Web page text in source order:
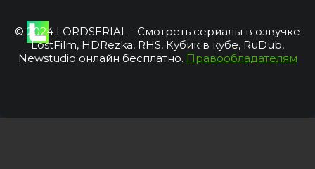
© 2024 LORDSERIAL - Смотреть сериалы в озвучке
LostFilm, HDRezka, RHS, Кубик в кубе, RuDub,
Newstudio онлайн бесплатно. Правообладателям